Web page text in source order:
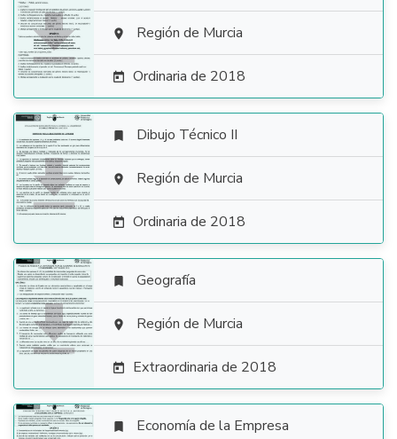
  Región de Murcia
 Ordinaria de 2018

 Dibujo Técnico II
 Región de Murcia
 Ordinaria de 2018

 Geografía
 Región de Murcia
 Extraordinaria de 2018
 Economía de la Empresa